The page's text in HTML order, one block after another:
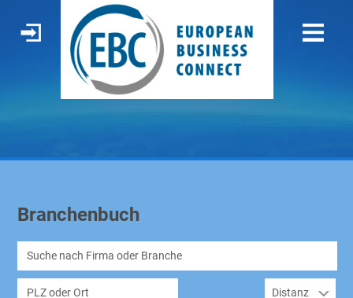
Branchenbuch